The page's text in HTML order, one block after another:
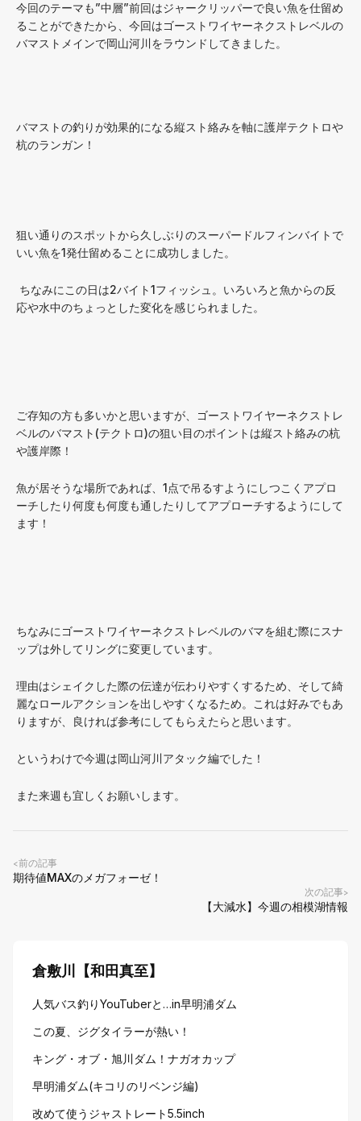
⁡今回のテーマも”中層”前回はジャークリッパーで良い魚を仕留め
ることができたから、今回はゴーストワイヤーネクストレベルの
バマストメインで岡山河川をラウンドしてきました。
⁡バマストの釣りが効果的になる縦スト絡みを軸に護岸テクトロや
杭のランガン！
狙い通りのスポットから久しぶりのスーパードルフィンバイトで
いい魚を1発仕留めることに成功しました。
⁡ ⁡ちなみにこの日は2バイト1フィッシュ。いろいろと魚からの反
応や水中のちょっとした変化を感じられました。
ご存知の方も多いかと思いますが、ゴーストワイヤーネクストレ
ベルのバマスト(テクトロ)の狙い目のポイントは縦スト絡みの杭
や護岸際！
⁡魚が居そうな場所であれば、1点で吊るすようにしつこくアプロ
ーチしたり何度も何度も通したりしてアプローチするようにして
ます！
ちなみにゴーストワイヤーネクストレベルのバマを組む際にスナ
ップは外してリングに変更しています。
理由はシェイクした際の伝達が伝わりやすくするため、そして綺
麗なロールアクションを出しやすくなるため。これは好みでもあ
りますが、良ければ参考にしてもらえたらと思います。
というわけで今週は岡山河川アタック編でした！
また来週も宜しくお願いします。
<前の記事
期待値MAXのメガフォーゼ！
次の記事>
【大減水】今週の相模湖情報
倉敷川【和田真至】
人気バス釣りYouTuberと…in早明浦ダム
この夏、ジグタイラーが熱い！
キング・オブ・旭川ダム！ナガオカップ
早明浦ダム(キコリのリベンジ編)
改めて使うジャストレート5.5inch